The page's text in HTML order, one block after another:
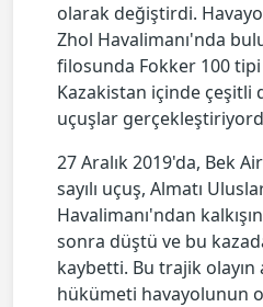
olarak değiştirdi.
Zhol Havalimanı'nda
filosunda Fokker 100
Kazakistan içinde çeşitli
uçuşlar
27 Aralık 2019'da, Bek
sayılı uçuş, Almatı
Havalimanı'ndan
sonra düştü ve bu
kaybetti. Bu trajik olayın
hükümeti havayolunun